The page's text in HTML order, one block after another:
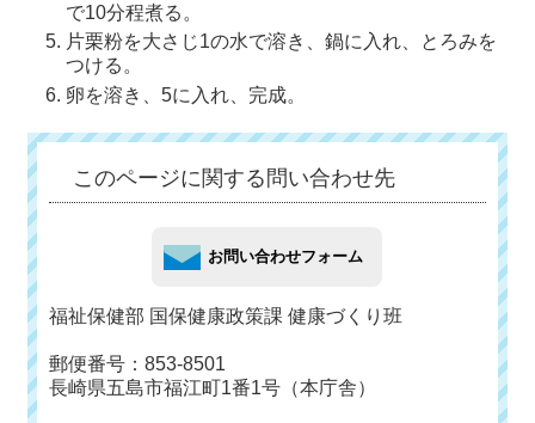
で10分程煮る。
片栗粉を大さじ1の水で溶き、鍋に入れ、とろみを
つける。
卵を溶き、5に入れ、完成。
このページに関する問い合わせ先
福祉保健部 国保健康政策課 健康づくり班
郵便番号：853-8501
長崎県五島市福江町1番1号（本庁舎）